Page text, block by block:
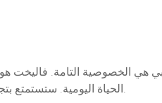
دبي هي الخصوصية التامة.
الحياة اليومية. ستستمتع بتجربة هادئة ومريحة بعيدًا عن الزحام، مما يضيف سحرًا إضافيًا لتجربتك الرومانسية.